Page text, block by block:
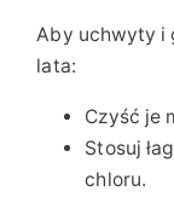
Aby uchwyty i
lata:
Czyść je
Stosuj
chloru.